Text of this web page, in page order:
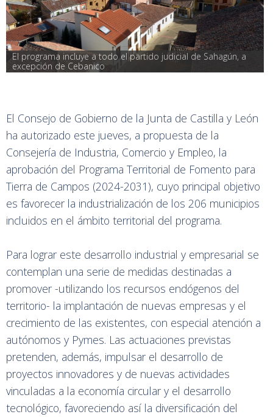
El programa incluye a todo el partido judicial de Sahagún, a
excepción de Cebanico
El Consejo de Gobierno de la Junta de Castilla y León
ha autorizado este jueves, a propuesta de la
Consejería de Industria, Comercio y Empleo, la
aprobación del Programa Territorial de Fomento para
Tierra de Campos (2024-2031), cuyo principal objetivo
es favorecer la industrialización de los 206 municipios
incluidos en el ámbito territorial del programa.
Para lograr este desarrollo industrial y empresarial se
contemplan una serie de medidas destinadas a
promover -utilizando los recursos endógenos del
territorio- la implantación de nuevas empresas y el
crecimiento de las existentes, con especial atención a
autónomos y Pymes. Las actuaciones previstas
pretenden, además, impulsar el desarrollo de
proyectos innovadores y de nuevas actividades
vinculadas a la economía circular y el desarrollo
tecnológico, favoreciendo así la diversificación del